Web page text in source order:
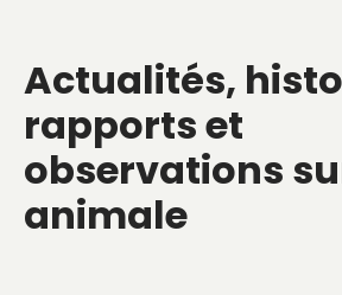
Actualités,
rapports et
observations
animale